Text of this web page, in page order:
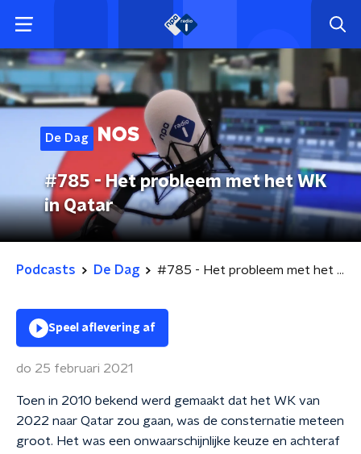
De Dag
#785 - Het probleem met het WK
in Qatar
Podcasts De Dag #785 - Het probleem met het WK in Qatar
Speel aflevering af
do 25 februari 2021
Toen in 2010 bekend werd gemaakt dat het WK van
2022 naar Qatar zou gaan, was de consternatie meteen
groot. Het was een onwaarschijnlijke keuze en achteraf